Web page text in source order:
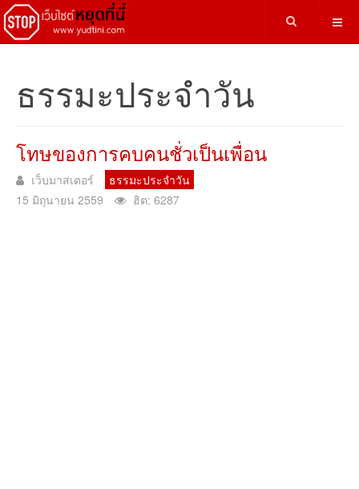
ธรรมะประจำวัน
โทษของการคบคนชั่วเป็นเพื่อน
เว็บมาสเตอร์
ธรรมะประจำวัน
15 มิถุนายน 2559
ฮิต: 6287